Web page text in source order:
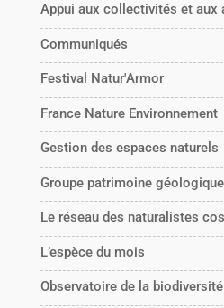
Appui aux collectivités et aux
Communiqués
Festival Natur'Armor
France Nature Environnement
Gestion des espaces naturels
Groupe patrimoine géologique
Le réseau des naturalistes
L’espèce du mois
Observatoire de la